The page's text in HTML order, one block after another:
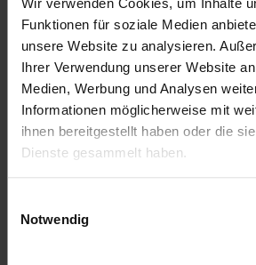
Funktionen für soziale Medien
unsere Website zu analysieren.
Ihrer Verwendung unserer Website
Medien, Werbung und Analysen
Informationen möglicherweise mit
ihnen bereitgestellt haben oder die
Dienste gesammelt haben.
Notwendig
Mit diesem Holi Pulver Set erhältst
Farbbeutel in 6 verschiedenen
grün, pink, orange und lila). Diese
sehr intensiv und erzeugen beim
eine schöne Farbwolke. Für bis zu
dieses Holi Gulal Farbpulver-Set
Menge wird unter anderem für
geordert oder z.B. von Schulen
Farbwünsche äußern –